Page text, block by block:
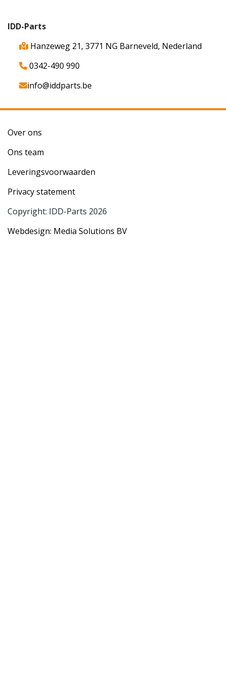
IDD-Parts
Hanzeweg 21, 3771 NG Barneveld, Nederland
0342-490 990
info@iddparts.be
Over ons
Ons team
Leveringsvoorwaarden
Privacy statement
Copyright: IDD-Parts 2026
Webdesign: Media Solutions BV